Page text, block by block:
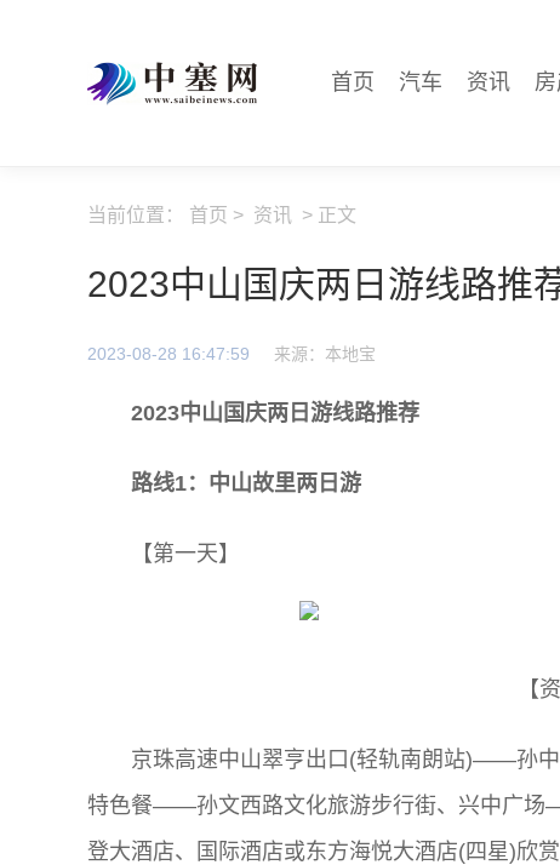
首页 汽车 资讯
当前位置： 首页 > 资讯 > 正文
2023中山国庆两日游线路推
2023-08-28 16:47:59 来源：本地宝
2023中山国庆两日游线路推荐
路线1：中山故里两日游
【第一天】
【
京珠高速中山翠亨出口(轻轨南朗站)——孙
特色餐——孙文西路文化旅游步行街、兴中广
登大酒店、国际酒店或东方海悦大酒店(四星)欣